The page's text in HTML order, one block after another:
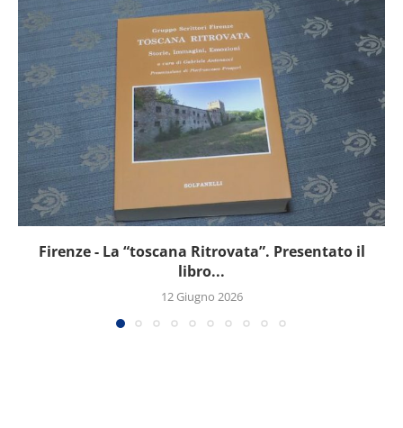
Firenze - La “toscana Ritrovata”. Presentato il
libro...
12 Giugno 2026